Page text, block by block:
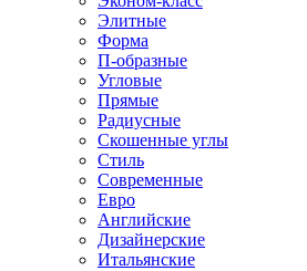
Элитные
Форма
П-образные
Угловые
Прямые
Радиусные
Скошенные углы
Стиль
Современные
Евро
Английские
Дизайнерские
Итальянские